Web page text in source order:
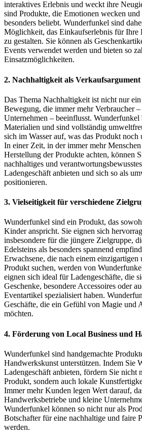
interaktives Erlebnis und weckt ihre
sind Produkte, die Emotionen wecken und
besonders beliebt. Wunderfunkel sind
Möglichkeit, das Einkaufserlebnis für Ihre
zu gestalten. Sie können als
Events verwendet werden und bieten so
Einsatzmöglichkeiten.
2. Nachhaltigkeit als Verkaufsargument
Das Thema Nachhaltigkeit ist nicht nur
Bewegung, die immer mehr Verbraucher
Unternehmen – beeinflusst. Wunderfunkel
Materialien und sind vollständig
sich im Wasser auf, was das Produkt noch
In einer Zeit, in der immer mehr
Herstellung der Produkte achten, können
nachhaltiges und
Ladengeschäft anbieten und sich so als
positionieren.
3. Vielseitigkeit für verschiedene
Wunderfunkel sind ein Produkt, das
Kinder anspricht. Sie eignen sich
insbesondere für die jüngere Zielgruppe,
Edelsteins als besonders spannend
Erwachsene, die nach einem einzigartigen
Produkt suchen, werden von
eignen sich ideal für Ladengeschäfte, die
Geschenke, besondere Accessoires oder
Eventartikel spezialisiert haben.
Geschäfte, die ein Gefühl von Magie und
möchten.
4. Förderung von Local Business und
Wunderfunkel sind handgemachte
Handwerkskunst unterstützen. Indem Sie
Ladengeschäft anbieten, fördern Sie nicht
Produkt, sondern auch lokale
Immer mehr Kunden legen Wert darauf,
Handwerksbetriebe und kleine
Wunderfunkel können so nicht nur als
Botschafter für eine nachhaltige und faire
werden.